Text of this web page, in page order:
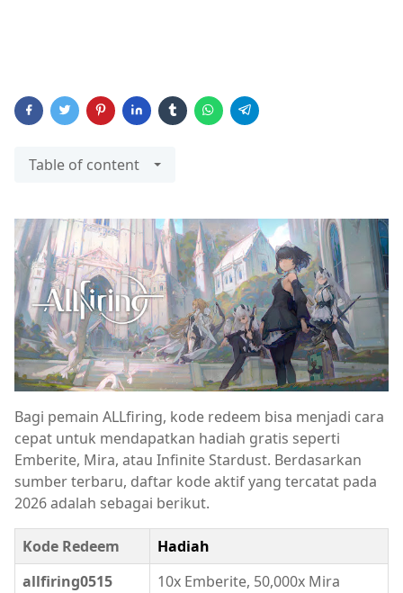
Table of content
Bagi pemain ALLfiring, kode redeem bisa menjadi cara
cepat untuk mendapatkan hadiah gratis seperti
Emberite, Mira, atau Infinite Stardust. Berdasarkan
sumber terbaru, daftar kode aktif yang tercatat pada
2026 adalah sebagai berikut.
Kode Redeem
Hadiah
allfiring0515
10x Emberite, 50,000x Mira